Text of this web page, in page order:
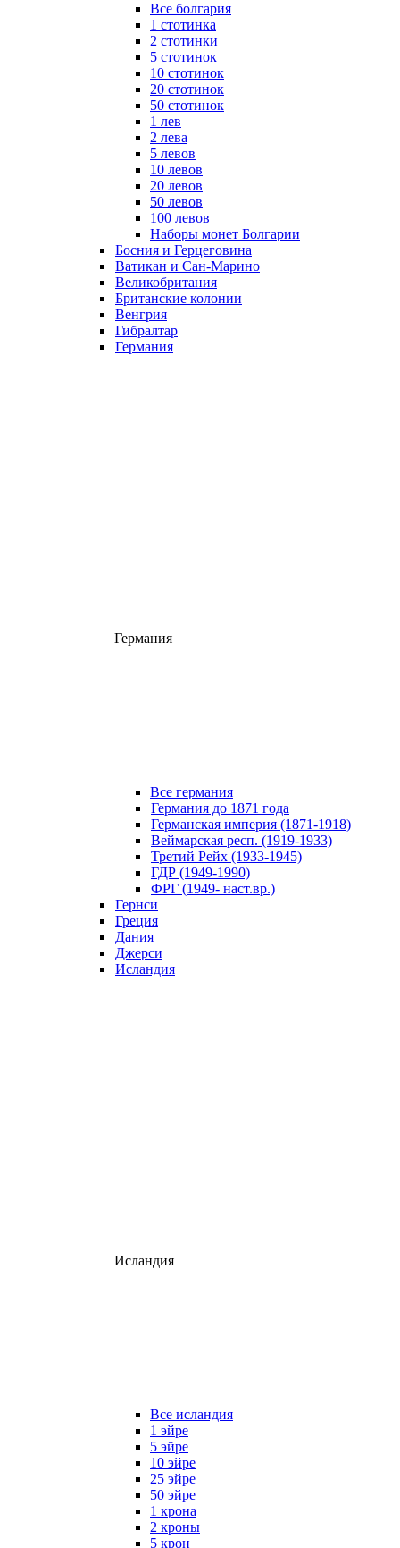
Все болгария
1 стотинка
2 стотинки
5 стотинок
10 стотинок
20 стотинок
50 стотинок
1 лев
2 лева
5 левов
10 левов
20 левов
50 левов
100 левов
Наборы монет Болгарии
Босния и Герцеговина
Ватикан и Сан-Марино
Великобритания
Британские колонии
Венгрия
Гибралтар
Германия
Германия
Все германия
Германия до 1871 года
Германская империя (1871-1918)
Веймарская респ. (1919-1933)
Третий Рейх (1933-1945)
ГДР (1949-1990)
ФРГ (1949- наст.вр.)
Гернси
Греция
Дания
Джерси
Исландия
Исландия
Все исландия
1 эйре
5 эйре
10 эйре
25 эйре
50 эйре
1 крона
2 кроны
5 крон